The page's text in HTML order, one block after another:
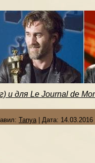
и для Le Journal de
Tanya| Дата: 14.03.2016